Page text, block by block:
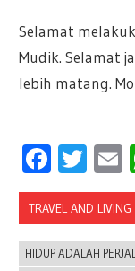
Selamat
Mudik. Selamat
lebih matang.
TRAVEL AND LIVING
HIDUP ADALAH